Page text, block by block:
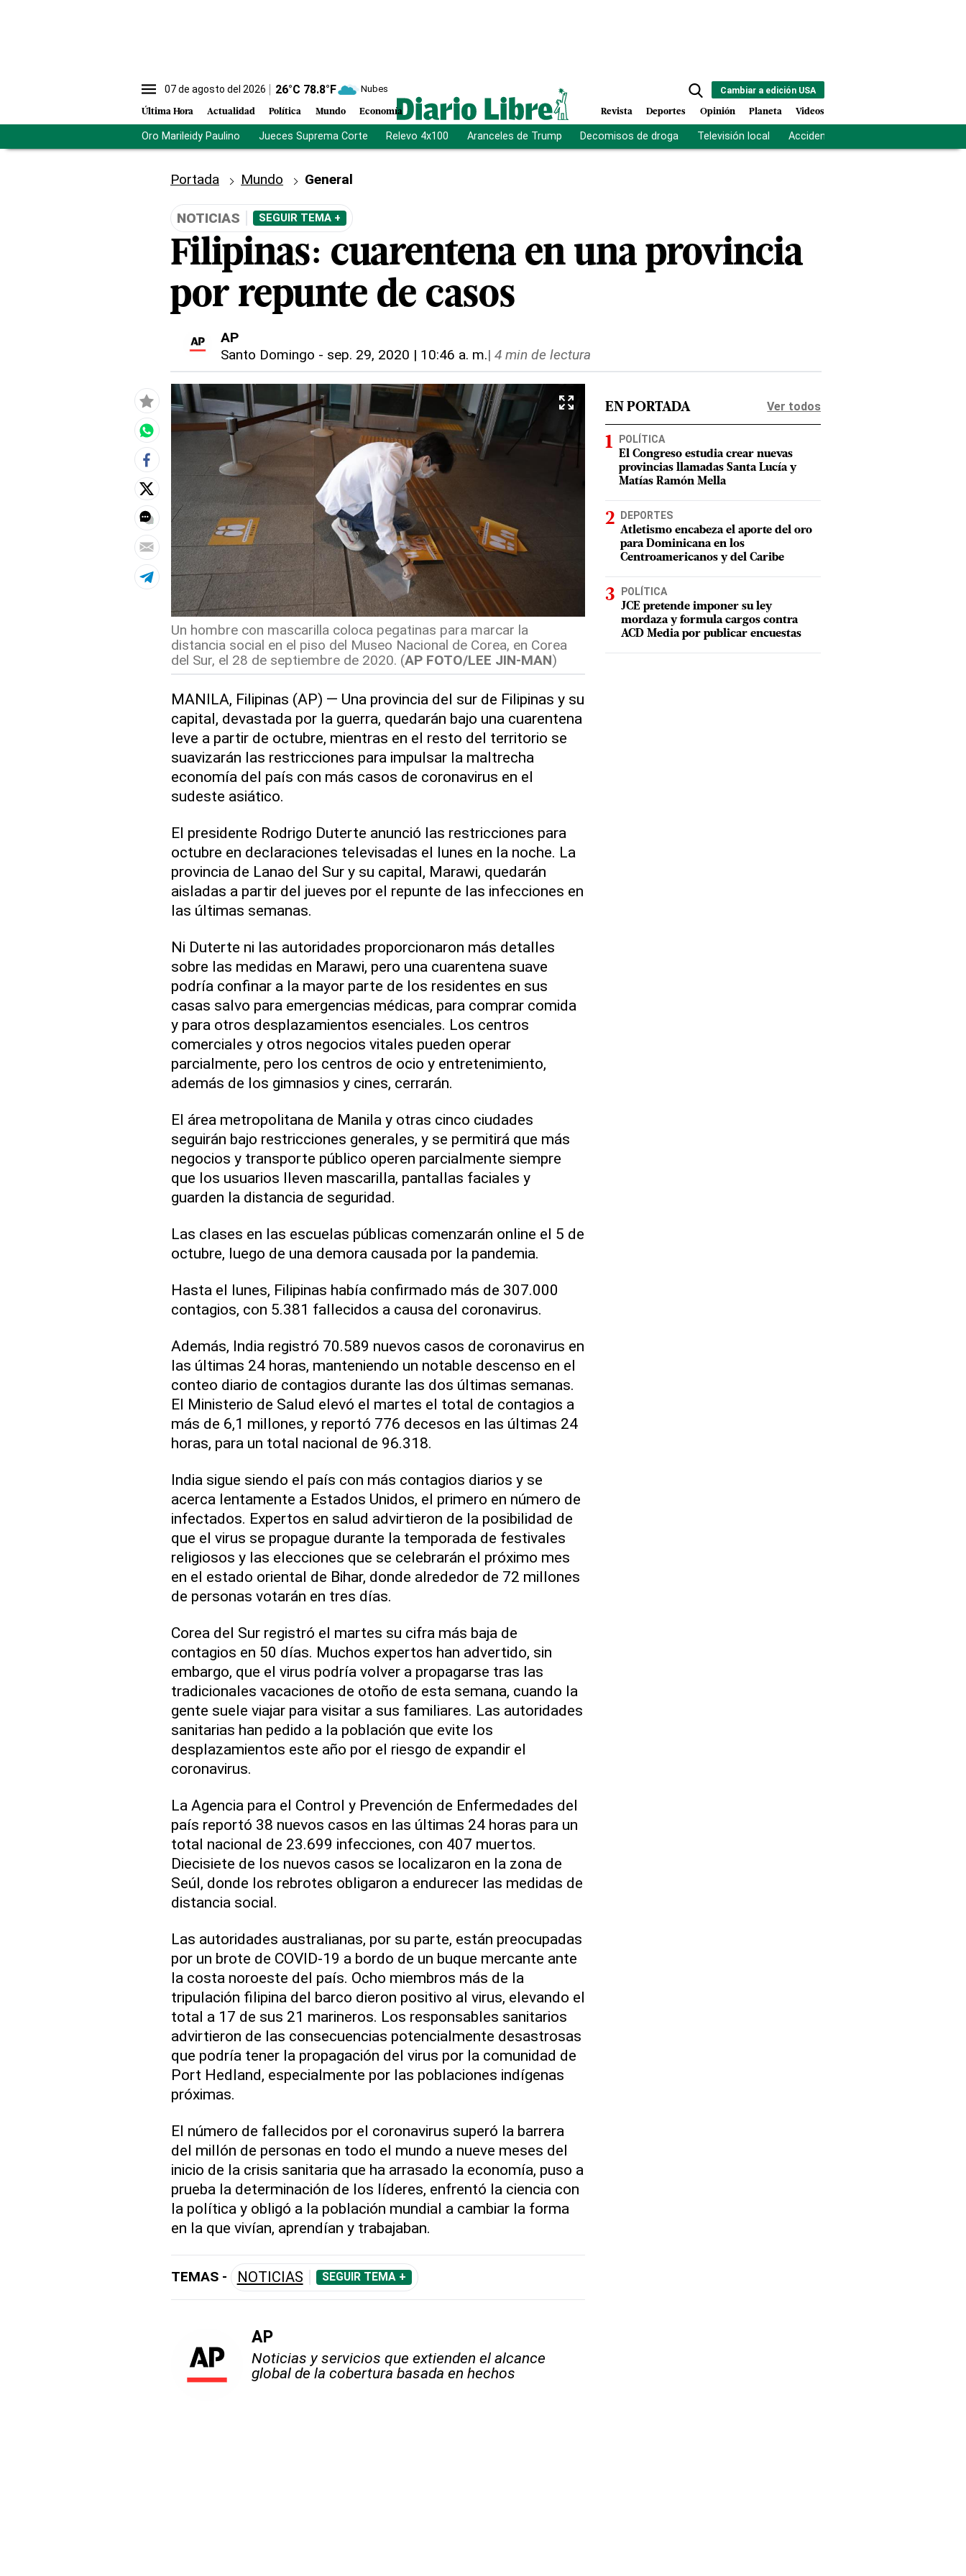
07 de agosto del 2026 26°C 78.8°F Nubes
Última Hora Actualidad Política Mundo Economía
Cambiar a edición USA
Revista Deportes Opinión Planeta Videos
Oro Marileidy Paulino Jueces Suprema Corte Relevo 4x100 Aranceles de Trump Decomisos de droga Televisión local Accidente Los Ríos
Portada Mundo General
NOTICIAS SEGUIR TEMA +
Filipinas: cuarentena en una provincia
por repunte de casos
AP
Santo Domingo - sep. 29, 2020 | 10:46 a. m.| 4 min de lectura
Un hombre con mascarilla coloca pegatinas para marcar la
distancia social en el piso del Museo Nacional de Corea, en Corea
del Sur, el 28 de septiembre de 2020. (AP FOTO/LEE JIN-MAN)
MANILA, Filipinas (AP) — Una provincia del sur de Filipinas y su
capital, devastada por la guerra, quedarán bajo una cuarentena
leve a partir de octubre, mientras en el resto del territorio se
suavizarán las restricciones para impulsar la maltrecha
economía del país con más casos de coronavirus en el
sudeste asiático.
El presidente Rodrigo Duterte anunció las restricciones para
octubre en declaraciones televisadas el lunes en la noche. La
provincia de Lanao del Sur y su capital, Marawi, quedarán
aisladas a partir del jueves por el repunte de las infecciones en
las últimas semanas.
Ni Duterte ni las autoridades proporcionaron más detalles
sobre las medidas en Marawi, pero una cuarentena suave
podría confinar a la mayor parte de los residentes en sus
casas salvo para emergencias médicas, para comprar comida
y para otros desplazamientos esenciales. Los centros
comerciales y otros negocios vitales pueden operar
parcialmente, pero los centros de ocio y entretenimiento,
además de los gimnasios y cines, cerrarán.
El área metropolitana de Manila y otras cinco ciudades
seguirán bajo restricciones generales, y se permitirá que más
negocios y transporte público operen parcialmente siempre
que los usuarios lleven mascarilla, pantallas faciales y
guarden la distancia de seguridad.
Las clases en las escuelas públicas comenzarán online el 5 de
octubre, luego de una demora causada por la pandemia.
Hasta el lunes, Filipinas había confirmado más de 307.000
contagios, con 5.381 fallecidos a causa del coronavirus.
Además, India registró 70.589 nuevos casos de coronavirus en
las últimas 24 horas, manteniendo un notable descenso en el
conteo diario de contagios durante las dos últimas semanas.
El Ministerio de Salud elevó el martes el total de contagios a
más de 6,1 millones, y reportó 776 decesos en las últimas 24
horas, para un total nacional de 96.318.
India sigue siendo el país con más contagios diarios y se
acerca lentamente a Estados Unidos, el primero en número de
infectados. Expertos en salud advirtieron de la posibilidad de
que el virus se propague durante la temporada de festivales
religiosos y las elecciones que se celebrarán el próximo mes
en el estado oriental de Bihar, donde alrededor de 72 millones
de personas votarán en tres días.
Corea del Sur registró el martes su cifra más baja de
contagios en 50 días. Muchos expertos han advertido, sin
embargo, que el virus podría volver a propagarse tras las
tradicionales vacaciones de otoño de esta semana, cuando la
gente suele viajar para visitar a sus familiares. Las autoridades
sanitarias han pedido a la población que evite los
desplazamientos este año por el riesgo de expandir el
coronavirus.
La Agencia para el Control y Prevención de Enfermedades del
país reportó 38 nuevos casos en las últimas 24 horas para un
total nacional de 23.699 infecciones, con 407 muertos.
Diecisiete de los nuevos casos se localizaron en la zona de
Seúl, donde los rebrotes obligaron a endurecer las medidas de
distancia social.
Las autoridades australianas, por su parte, están preocupadas
por un brote de COVID-19 a bordo de un buque mercante ante
la costa noroeste del país. Ocho miembros más de la
tripulación filipina del barco dieron positivo al virus, elevando el
total a 17 de sus 21 marineros. Los responsables sanitarios
advirtieron de las consecuencias potencialmente desastrosas
que podría tener la propagación del virus por la comunidad de
Port Hedland, especialmente por las poblaciones indígenas
próximas.
El número de fallecidos por el coronavirus superó la barrera
del millón de personas en todo el mundo a nueve meses del
inicio de la crisis sanitaria que ha arrasado la economía, puso a
prueba la determinación de los líderes, enfrentó la ciencia con
la política y obligó a la población mundial a cambiar la forma
en la que vivían, aprendían y trabajaban.
TEMAS - NOTICIAS SEGUIR TEMA +
AP
Noticias y servicios que extienden el alcance
global de la cobertura basada en hechos
EN PORTADA Ver todos
POLÍTICA
El Congreso estudia crear nuevas
provincias llamadas Santa Lucía y
Matías Ramón Mella
DEPORTES
Atletismo encabeza el aporte del oro
para Dominicana en los
Centroamericanos y del Caribe
POLÍTICA
JCE pretende imponer su ley
mordaza y formula cargos contra
ACD Media por publicar encuestas